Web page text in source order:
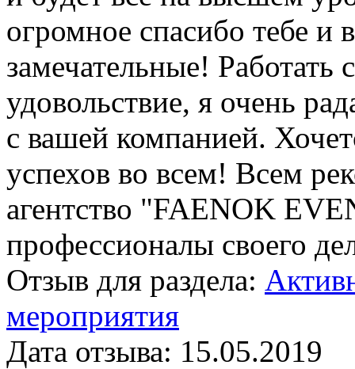
огромное спасибо тебе
замечательные! Работать
удовольствие, я очень
с вашей компанией.
успехов во всем! Всем
агентство "FAENOK
профессионалы своего
Отзыв для раздела:
мероприятия
Дата отзыва: 15.05.2019